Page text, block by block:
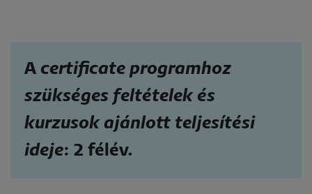
A certificate programhoz
szükséges feltételek és
kurzusok ajánlott teljesítési
ideje: 2 félév.